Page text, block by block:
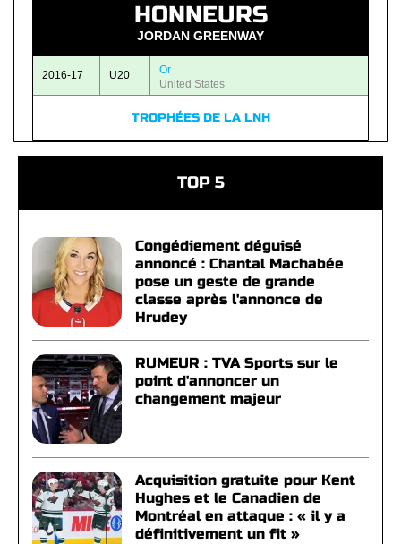
HONNEURS
JORDAN GREENWAY
2016-17 U20
Or
United States
TROPHÉES DE LA LNH
TOP 5
Congédiement déguisé
annoncé : Chantal Machabée
pose un geste de grande
classe après l'annonce de
Hrudey
RUMEUR : TVA Sports sur le
point d'annoncer un
changement majeur
Acquisition gratuite pour Kent
Hughes et le Canadien de
Montréal en attaque : « il y a
définitivement un fit »